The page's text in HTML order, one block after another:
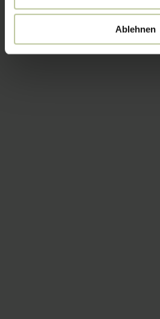
Ablehnen